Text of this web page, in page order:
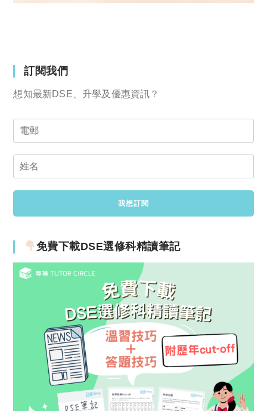
訂閱我們
想知最新DSE、升學及優惠資訊？
免費下載DSE選修科精讀筆記